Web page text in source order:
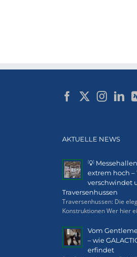
AKTUELLE NEWS
💡
extrem hoch –
verschwindet
Traversenhussen
Traversenhussen: Die
Konstruktionen Wer hier
Vom
– wie
erfindet